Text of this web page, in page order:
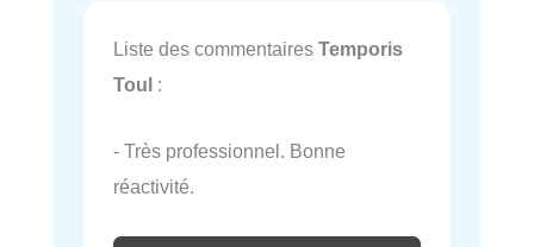
Liste des commentaires Temporis
Toul :
- Très professionnel. Bonne
réactivité.